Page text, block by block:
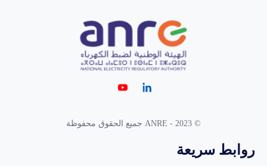
© 2023 - ANRE جميع الحقوق محفوظة
روابط سريعة